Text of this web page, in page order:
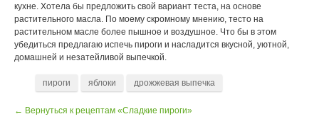
кухне. Хотела бы предложить свой вариант теста, на основе
растительного масла. По моему скромному мнению, тесто на
растительном масле более пышное и воздушное. Что бы в этом
убедиться предлагаю испечь пироги и насладится вкусной, уютной,
домашней и незатейливой выпечкой.
пироги яблоки дрожжевая выпечка
← Вернуться к рецептам «Сладкие пироги»